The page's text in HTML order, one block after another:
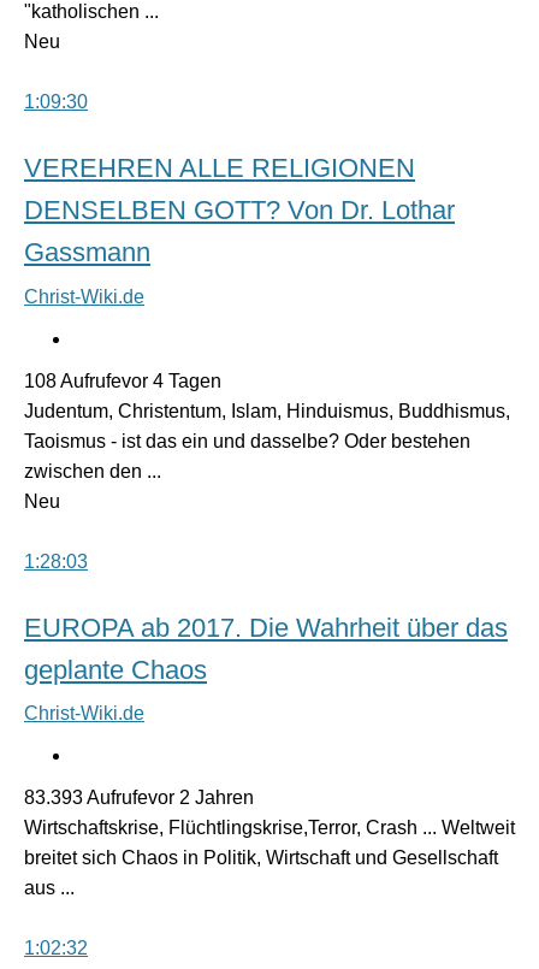
"katholischen ...
Neu
1:09:30
VEREHREN ALLE RELIGIONEN
DENSELBEN GOTT? Von Dr. Lothar
Gassmann
Christ-Wiki.de
108 Aufrufevor 4 Tagen
Judentum, Christentum, Islam, Hinduismus, Buddhismus,
Taoismus - ist das ein und dasselbe? Oder bestehen
zwischen den ...
Neu
1:28:03
EUROPA ab 2017. Die Wahrheit über das
geplante Chaos
Christ-Wiki.de
83.393 Aufrufevor 2 Jahren
Wirtschaftskrise, Flüchtlingskrise,Terror, Crash ... Weltweit
breitet sich Chaos in Politik, Wirtschaft und Gesellschaft
aus ...
1:02:32